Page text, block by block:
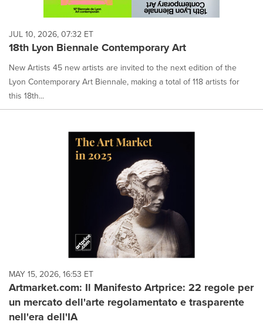
JUL 10, 2026, 07:32 ET
18th Lyon Biennale Contemporary Art
New Artists 45 new artists are invited to the next edition of the
Lyon Contemporary Art Biennale, making a total of 118 artists for
this 18th...
MAY 15, 2026, 16:53 ET
Artmarket.com: Il Manifesto Artprice: 22 regole per
un mercato dell'arte regolamentato e trasparente
nell'era dell'IA